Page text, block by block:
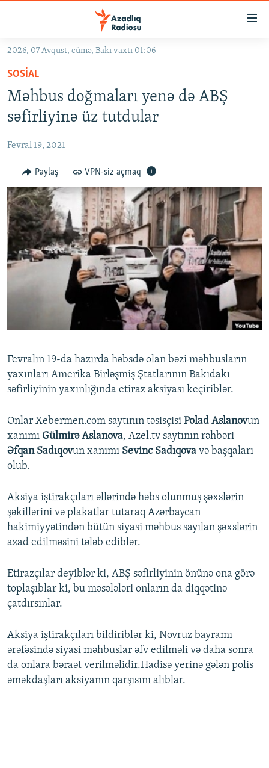
Əsas
qayıt
Əsas
naviqasiyaya
qayıt
Axtarışa
GÜNDƏM
#İZAHLA
KORRUPSIOMETR
#ƏSLINDƏ
FƏRQƏ BAX
QANUNI DOĞRU
ARAŞDIRMA
MULTIMEDIA
VIDEO
FOTOQALEREYA
RADIO ARXIV
OXU ZALI
AZƏRBAYCAN ƏDƏBIYYATI KITABXANASI
İSLAM VƏ DEMOKRATIYA
İZ - MƏDƏNIYYƏT PROQRAMI
HAQQIMIZDA
PEŞƏ ETIKASI VƏ JURNALISTIKA STANDARTLARIMIZ
MATERIALLARIMIZDAN ISTIFADƏ
BIZIMLƏ ƏLAQƏ
XƏBƏR BÜLLETENLƏRIMIZ
BIZI IZLƏ
2026, 07 Avqust, cümə, Bakı vaxtı 01:06
SOSIAL
Məhbus doğmaları yenə də ABŞ
səfirliyinə üz tutdular
Fevral 19, 2021
Paylaş VPN-siz açmaq
Fevralın 19-da hazırda həbsdə olan bəzi məhbusların
yaxınları Amerika Birləşmiş Ştatlarının Bakıdakı
səfirliyinin yaxınlığında etiraz aksiyası keçiriblər.
Onlar Xebermen.com saytının təsisçisi Polad Aslanovun
xanımı Gülmirə Aslanova, Azel.tv saytının rəhbəri
Əfqan Sadıqovun xanımı Sevinc Sadıqova və başqaları
olub.
Aksiya iştirakçıları əllərində həbs olunmuş şəxslərin
şəkillərini və plakatlar tutaraq Azərbaycan
hakimiyyətindən bütün siyasi məhbus sayılan şəxslərin
azad edilməsini tələb ediblər.
Etirazçılar deyiblər ki, ABŞ səfirliyinin önünə ona görə
toplaşıblar ki, bu məsələləri onların da diqqətinə
çatdırsınlar.
Aksiya iştirakçıları bildiriblər ki, Novruz bayramı
ərəfəsində siyasi məhbuslar əfv edilməli və daha sonra
da onlara bəraət verilməlidir.Hadisə yerinə gələn polis
əməkdaşları aksiyanın qarşısını alıblar.